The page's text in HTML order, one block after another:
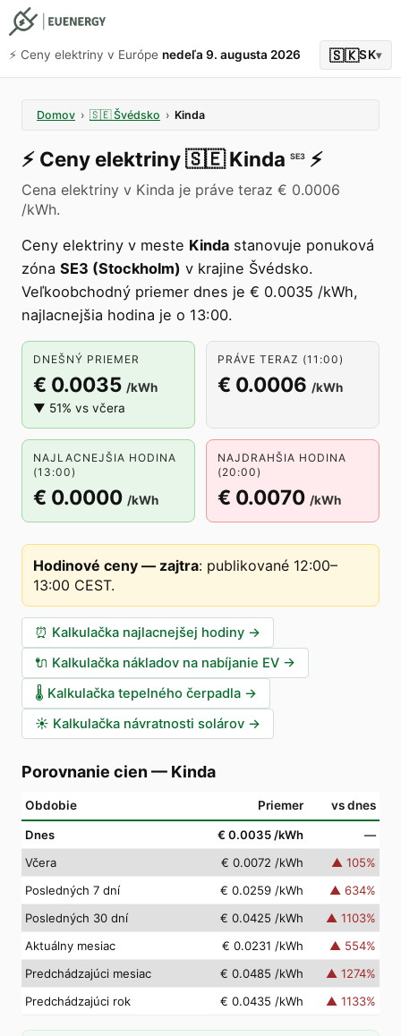
⚡️ Ceny elektriny v Európe nedeľa 9. augusta 2026 🇸🇰SK▾
Domov › 🇸🇪 Švédsko › Kinda
⚡️ Ceny elektriny🇸🇪 Kinda SE3 ⚡️
Cena elektriny v Kinda je práve teraz € 0.0006
/kWh.
Ceny elektriny v meste Kinda stanovuje ponuková
zóna SE3 (Stockholm) v krajine Švédsko.
Veľkoobchodný priemer dnes je € 0.0035 /kWh,
najlacnejšia hodina je o 13:00.
DNEŠNÝ PRIEMER
€ 0.0035 /kWh
▼ 51% vs včera
PRÁVE TERAZ (11:00)
€ 0.0006 /kWh
NAJLACNEJŠIA HODINA
(13:00)
€ 0.0000 /kWh
NAJDRAHŠIA HODINA
(20:00)
€ 0.0070 /kWh
Hodinové ceny — zajtra: publikované 12:00–
13:00 CEST.
⏰ Kalkulačka najlacnejšej hodiny →
🔌 Kalkulačka nákladov na nabíjanie EV →
🌡️ Kalkulačka tepelného čerpadla →
☀️ Kalkulačka návratnosti solárov →
Porovnanie cien — Kinda
Obdobie Priemer vs dnes
Dnes € 0.0035 /kWh
—
Včera
€ 0.0072 /kWh ▲ 105%
Posledných 7 dní
€ 0.0259 /kWh ▲ 634%
Posledných 30 dní
€ 0.0425 /kWh ▲ 1103%
Aktuálny mesiac
€ 0.0231 /kWh ▲ 554%
Predchádzajúci mesiac
€ 0.0485 /kWh ▲ 1274%
Predchádzajúci rok
€ 0.0435 /kWh ▲ 1133%